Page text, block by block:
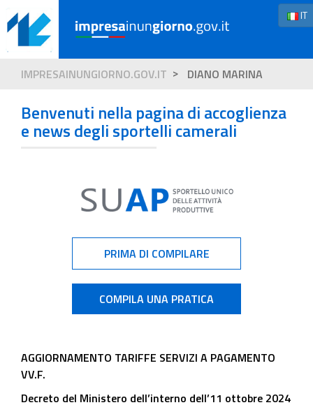
IT
IMPRESAINUNGIORNO.GOV.IT DIANO MARINA
Benvenuti nella pagina di accoglienza
e news degli sportelli camerali
PRIMA DI COMPILARE
COMPILA UNA PRATICA
AGGIORNAMENTO TARIFFE SERVIZI A PAGAMENTO
VV.F.
Decreto del Ministero dell’interno dell’11 ottobre 2024